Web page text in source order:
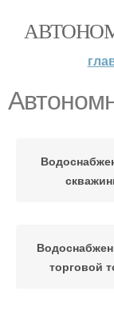
торговой